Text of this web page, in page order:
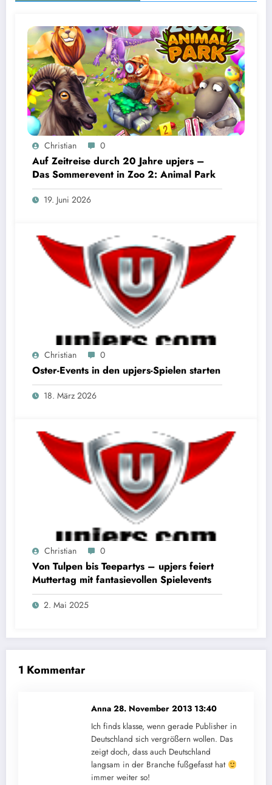
Christian 0
Auf Zeitreise durch 20 Jahre upjers –
Das Sommerevent in Zoo 2: Animal Park
19. Juni 2026
Christian 0
Oster-Events in den upjers-Spielen starten
18. März 2026
Christian 0
Von Tulpen bis Teepartys – upjers feiert
Muttertag mit fantasievollen Spielevents
2. Mai 2025
1 Kommentar
Anna 28. November 2013 13:40
Ich finds klasse, wenn gerade Publisher in
Deutschland sich vergrößern wollen. Das
zeigt doch, dass auch Deutschland
langsam in der Branche fußgefasst hat
immer weiter so!